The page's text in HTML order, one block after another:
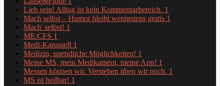
Lieb sein! Alltag ist kein Kommentarbereich. 1
Mach selbst – Humor bleibt wenigstens gratis 1
Mach' selbst! 1
ME/CFS 1
Medi-Karussell 1
Medizin, unendliche Möglichkeiten! 1
Meine MS, mein Medikament, meine App! 1
Messen können wir. Verstehen üben wir noch. 1
MS ist heilbar! 1